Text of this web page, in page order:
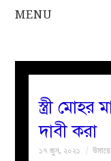
MENU
সকল
বয়ান
নারীদের
স্ত্রী
দাবী করা
১৭ জুন, ২০২১